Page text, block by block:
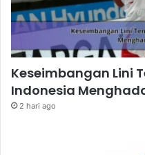
Keseimbangan Lini
Indonesia
2 hari ago